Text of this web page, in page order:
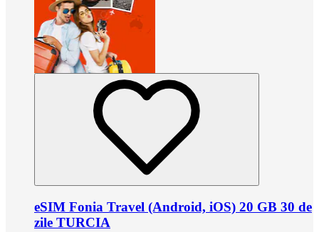
eSIM Fonia Travel (Android, iOS) 20 GB 30 de
zile TURCIA